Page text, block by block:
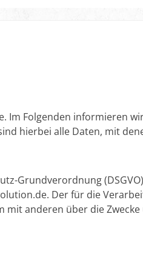
Im Folgenden informieren
hierbei alle Daten, mit
Grundverordnung
Der für die
anderen über die